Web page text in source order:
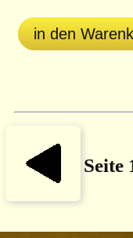
in den
Seite